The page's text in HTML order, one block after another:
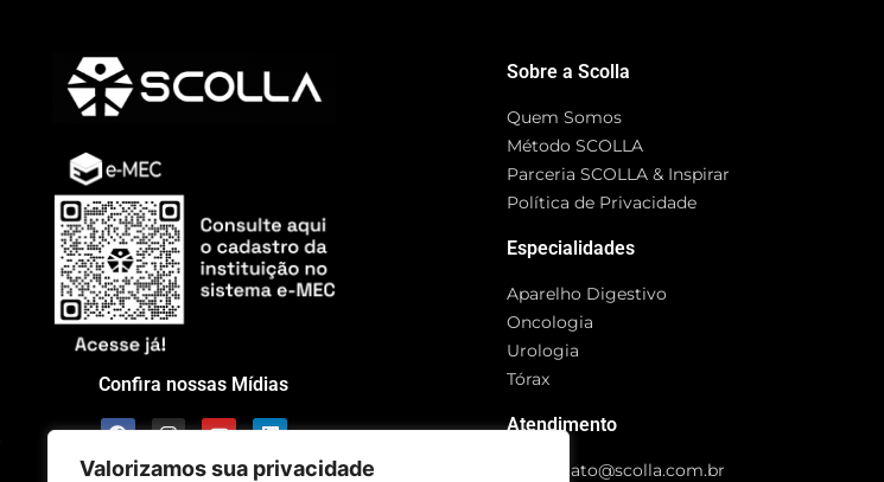
Valorizamos sua privacidade
Confira nossas Mídias
Sobre a Scolla
Quem Somos
Método SCOLLA
Parceria SCOLLA & Inspirar
Política de Privacidade
Especialidades
Aparelho Digestivo
Oncologia
Urologia
Tórax
Atendimento
contato@scolla.com.br